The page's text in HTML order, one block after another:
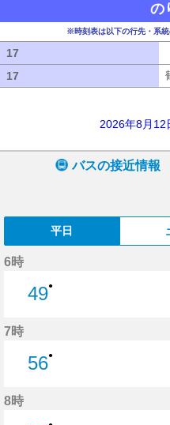
の
※時刻表は以下の行先・系
17
17
2026年8月12
バスの接近情報
平日
6時
49●
7時
56●
8時